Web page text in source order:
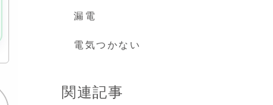
漏電
電気つかない
関連記事